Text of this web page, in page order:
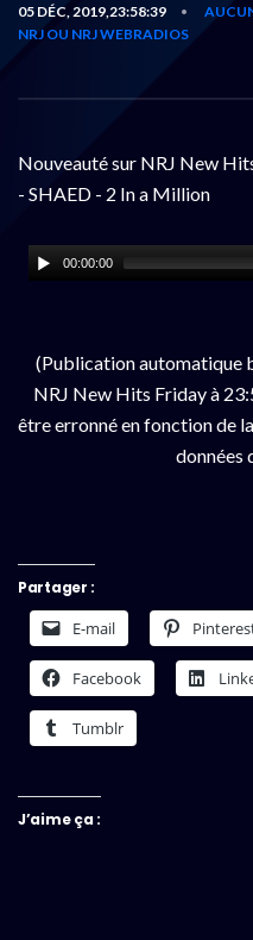
05 DÉC, 2019,23:58:39 •
NRJ OU NRJ WEBRADIOS
Nouveauté sur NRJ New
- SHAED - 2 In a Million
00:00:00
(Publication automatique
NRJ New Hits Friday à
être erronné en fonction de
données
Partager :
E-mail
Facebook
Tumblr
J’aime ça :